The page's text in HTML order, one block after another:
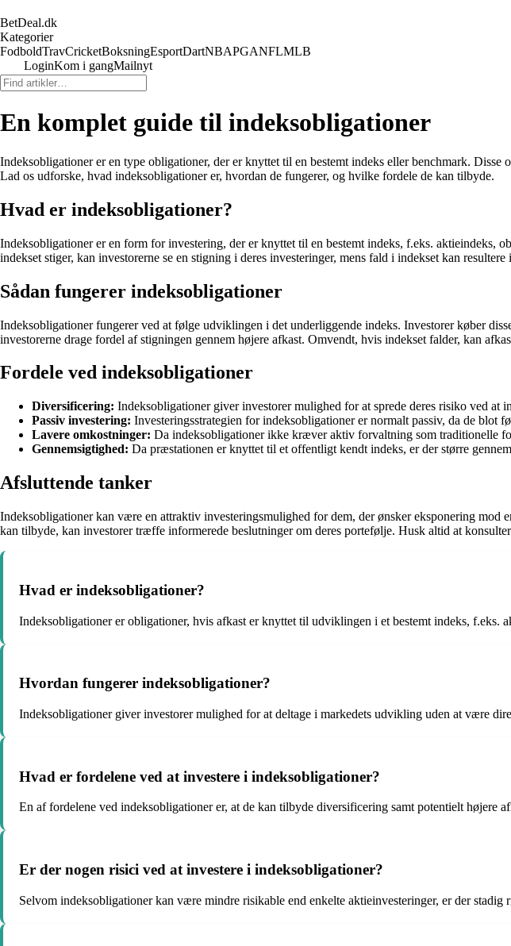
BetDeal.dk
Kategorier
FodboldTravCricketBoksningEsportDartNBAPGANFLMLB
LoginKom i gangMailnyt
En komplet guide til indeksobligationer
Indeksobligationer er en type obligationer, der er knyttet til en bestemt indeks eller benchmark.
Lad os udforske, hvad indeksobligationer er, hvordan de fungerer, og hvilke fordele de kan tilbyde.
Hvad er indeksobligationer?
Indeksobligationer er en form for investering, der er knyttet til en bestemt indeks, f.eks. aktieindeks,
indekset stiger, kan investorerne se en stigning i deres investeringer, mens fald i indekset kan resultere
Sådan fungerer indeksobligationer
Indeksobligationer fungerer ved at følge udviklingen i det underliggende indeks. Investorer køber
investorerne drage fordel af stigningen gennem højere afkast. Omvendt, hvis indekset falder, kan
Fordele ved indeksobligationer
Diversificering: Indeksobligationer giver investorer mulighed for at sprede deres risiko ved at
Passiv investering: Investeringsstrategien for indeksobligationer er normalt passiv, da de blot
Lavere omkostninger: Da indeksobligationer ikke kræver aktiv forvaltning som traditionelle
Gennemsigtighed: Da præstationen er knyttet til et offentligt kendt indeks, er der større
Afsluttende tanker
Indeksobligationer kan være en attraktiv investeringsmulighed for dem, der ønsker eksponering
kan tilbyde, kan investorer træffe informerede beslutninger om deres portefølje. Husk altid at
Hvad er indeksobligationer?
Indeksobligationer er obligationer, hvis afkast er knyttet til udviklingen i et bestemt indeks, f.eks.
Hvordan fungerer indeksobligationer?
Indeksobligationer giver investorer mulighed for at deltage i markedets udvikling uden at være
Hvad er fordelene ved at investere i indeksobligationer?
En af fordelene ved indeksobligationer er, at de kan tilbyde diversificering samt potentielt højere
Er der nogen risici ved at investere i indeksobligationer?
Selvom indeksobligationer kan være mindre risikable end enkelte aktieinvesteringer, er der